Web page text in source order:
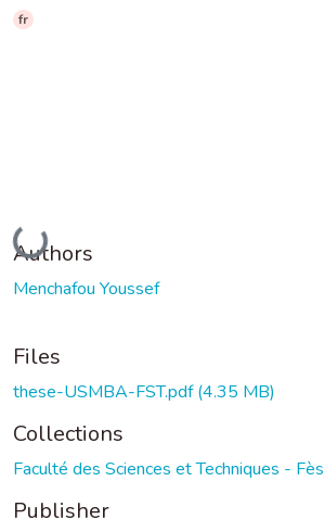
fr
Loading...
Authors
Menchafou Youssef
Files
these-USMBA-FST.pdf(4.35 MB)
Collections
Faculté des Sciences et Techniques - Fès
Publisher